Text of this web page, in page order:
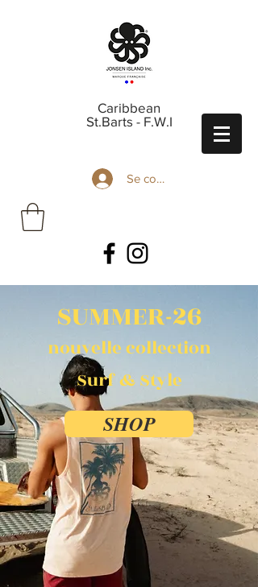
Caribbean
St.Barts - F.W.I
Se connecter
SUMMER-26
nouvelle collection
Surf & Style
SHOP